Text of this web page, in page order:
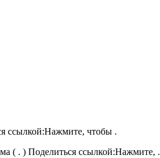
ссылкой:Нажмите, чтобы .
( . ) Поделиться ссылкой:Нажмите, .